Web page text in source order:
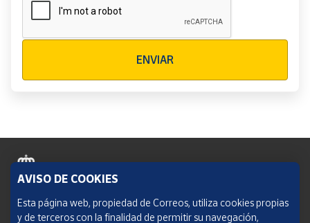
ENVIAR
Política de cookies
AVISO DE COOKIES
Esta página web, propiedad de Correos, utiliza cookies propias
y de terceros con la finalidad de permitir su navegación,